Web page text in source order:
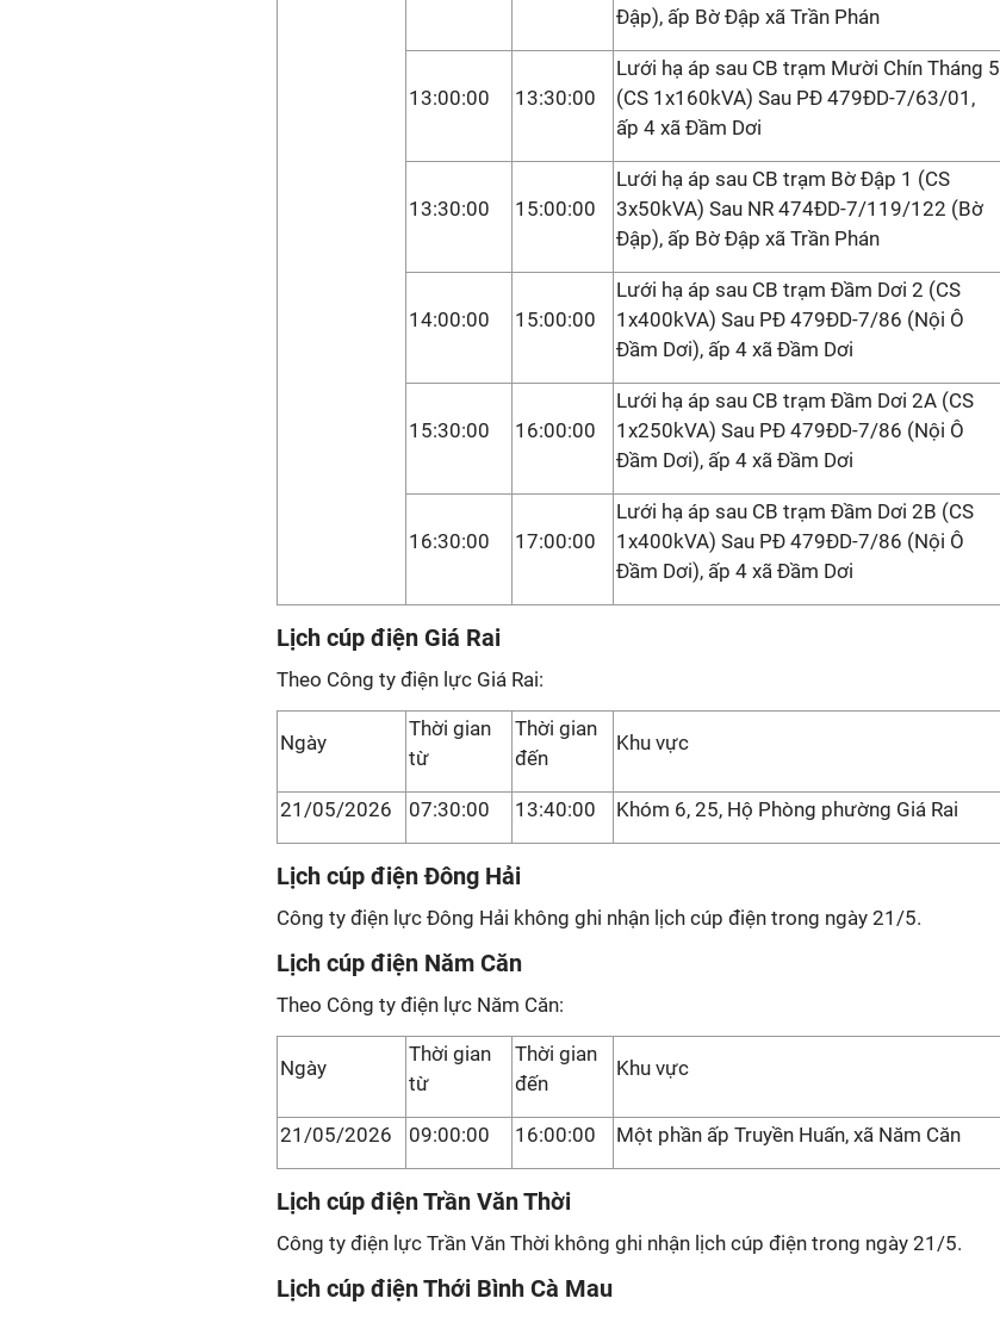
Đập), ấp Bờ Đập xã Trần Phán
13:00:00 13:30:00
Lưới hạ áp sau CB trạm Mười Chín Tháng 5
(CS 1x160kVA) Sau PĐ 479ĐD-7/63/01,
ấp 4 xã Đầm Dơi
13:30:00 15:00:00
Lưới hạ áp sau CB trạm Bờ Đập 1 (CS
3x50kVA) Sau NR 474ĐD-7/119/122 (Bờ
Đập), ấp Bờ Đập xã Trần Phán
14:00:00 15:00:00
Lưới hạ áp sau CB trạm Đầm Dơi 2 (CS
1x400kVA) Sau PĐ 479ĐD-7/86 (Nội Ô
Đầm Dơi), ấp 4 xã Đầm Dơi
15:30:00 16:00:00
Lưới hạ áp sau CB trạm Đầm Dơi 2A (CS
1x250kVA) Sau PĐ 479ĐD-7/86 (Nội Ô
Đầm Dơi), ấp 4 xã Đầm Dơi
16:30:00 17:00:00
Lưới hạ áp sau CB trạm Đầm Dơi 2B (CS
1x400kVA) Sau PĐ 479ĐD-7/86 (Nội Ô
Đầm Dơi), ấp 4 xã Đầm Dơi
Lịch cúp điện Giá Rai
Theo Công ty điện lực Giá Rai:
Ngày
Thời gian
từ
Thời gian
đến
Khu vực
21/05/2026 07:30:00 13:40:00 Khóm 6, 25, Hộ Phòng phường Giá Rai
Lịch cúp điện Đông Hải
Công ty điện lực Đông Hải không ghi nhận lịch cúp điện trong ngày 21/5.
Lịch cúp điện Năm Căn
Theo Công ty điện lực Năm Căn:
Ngày
Thời gian
từ
Thời gian
đến
Khu vực
21/05/2026 09:00:00 16:00:00 Một phần ấp Truyền Huấn, xã Năm Căn
Lịch cúp điện Trần Văn Thời
Công ty điện lực Trần Văn Thời không ghi nhận lịch cúp điện trong ngày 21/5.
Lịch cúp điện Thới Bình Cà Mau